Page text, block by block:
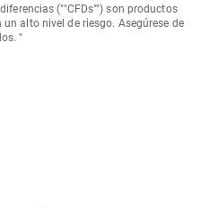
(""CFDs"") son productos
alto nivel de riesgo. Asegúrese de
"